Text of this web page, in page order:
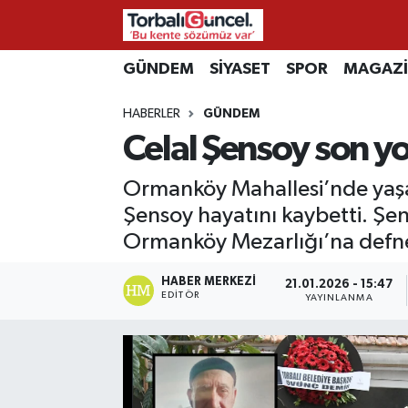
GÜNDEM SİYASET SPOR
HABERLER GÜNDEM
Celal Şensoy son
Ormanköy Mahallesi’nde
Şensoy hayatını kaybetti.
Ormanköy Mezarlığı’na
HABER MERKEZI
EDITÖR
21.01.2026 - 15:47
YAYINLANMA
İzmir Nöbetçi Eczaneler
İzmir Hava Durumu
İzmir Namaz Vakitleri
İzmir Trafik Yoğunluk Haritası
Süper Lig Puan Durumu ve Fikstür
Tüm Manşetler
Son Dakika Haberleri
Haber Arşivi